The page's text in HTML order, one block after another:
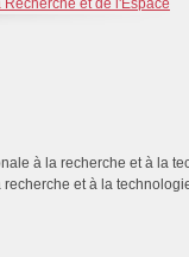
et à la